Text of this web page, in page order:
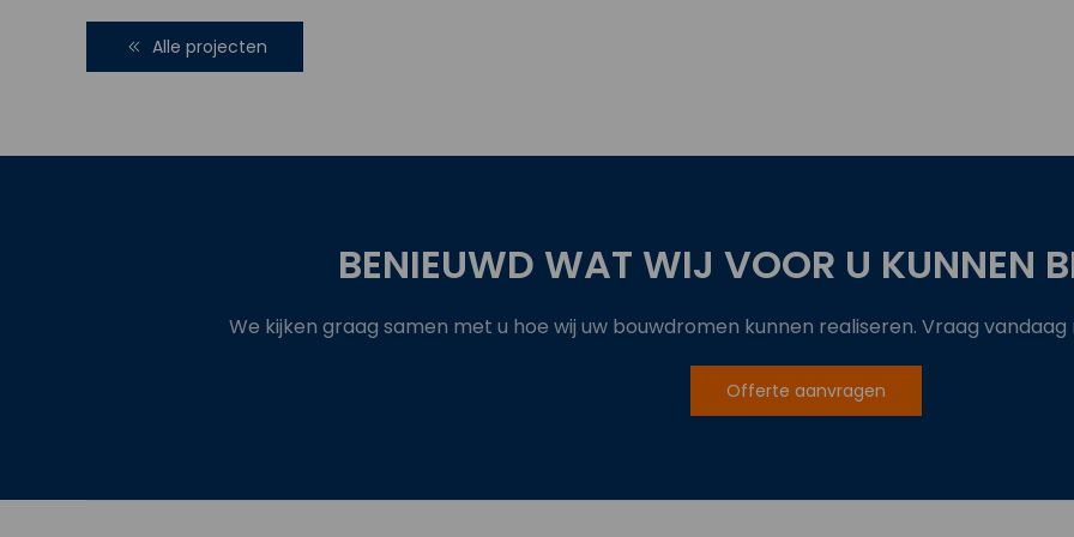
Alle projecten
BENIEUWD WAT WIJ VOOR U KUNNEN
We kijken graag samen met u hoe wij uw bouwdromen kunnen realiseren. Vraag
Offerte aanvragen